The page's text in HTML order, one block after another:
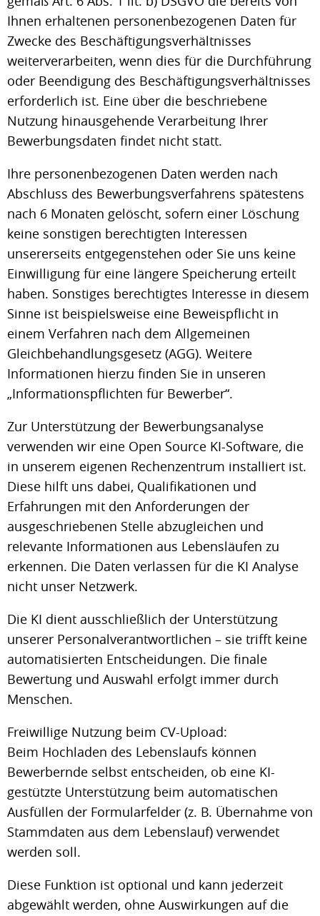
Ihnen erhaltenen personenbezogenen Daten für
Zwecke des Beschäftigungsverhältnisses
weiterverarbeiten, wenn dies für die Durchführung
oder Beendigung des Beschäftigungsverhältnisses
erforderlich ist. Eine über die beschriebene
Nutzung hinausgehende Verarbeitung Ihrer
Bewerbungsdaten findet nicht statt.
Ihre personenbezogenen Daten werden nach
Abschluss des Bewerbungsverfahrens spätestens
nach 6 Monaten gelöscht, sofern einer Löschung
keine sonstigen berechtigten Interessen
unsererseits entgegenstehen oder Sie uns keine
Einwilligung für eine längere Speicherung erteilt
haben. Sonstiges berechtigtes Interesse in diesem
Sinne ist beispielsweise eine Beweispflicht in
einem Verfahren nach dem Allgemeinen
Gleichbehandlungsgesetz (AGG). Weitere
Informationen hierzu finden Sie in unseren
„Informationspflichten für Bewerber“.
Zur Unterstützung der Bewerbungsanalyse
verwenden wir eine Open Source KI-Software, die
in unserem eigenen Rechenzentrum installiert ist.
Diese hilft uns dabei, Qualifikationen und
Erfahrungen mit den Anforderungen der
ausgeschriebenen Stelle abzugleichen und
relevante Informationen aus Lebensläufen zu
erkennen. Die Daten verlassen für die KI Analyse
nicht unser Netzwerk.
Die KI dient ausschließlich der Unterstützung
unserer Personalverantwortlichen – sie trifft keine
automatisierten Entscheidungen. Die finale
Bewertung und Auswahl erfolgt immer durch
Menschen.
Freiwillige Nutzung beim CV-Upload:
Beim Hochladen des Lebenslaufs können
Bewerbernde selbst entscheiden, ob eine KI-
gestützte Unterstützung beim automatischen
Ausfüllen der Formularfelder (z. B. Übernahme von
Stammdaten aus dem Lebenslauf) verwendet
werden soll.
Diese Funktion ist optional und kann jederzeit
abgewählt werden, ohne Auswirkungen auf die